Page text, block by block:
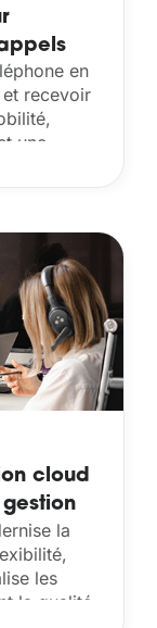
en
recevoir
une
cloud
la
les
la qualité